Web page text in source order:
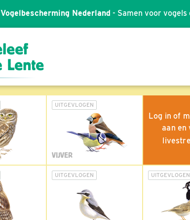
Vogelbescherming Nederland - Samen voor vogels
UITGEVLOGEN
VIJVER
Log in of
aan en
UITGEVLOGEN UITGEVLOGEN